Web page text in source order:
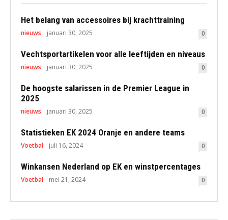
Het belang van accessoires bij krachttraining
nieuws januari 30, 2025 0
Vechtsportartikelen voor alle leeftijden en niveaus
nieuws januari 30, 2025 0
De hoogste salarissen in de Premier League in
2025
nieuws januari 30, 2025 0
Statistieken EK 2024 Oranje en andere teams
Voetbal juli 16, 2024 0
Winkansen Nederland op EK en winstpercentages
Voetbal mei 21, 2024 0